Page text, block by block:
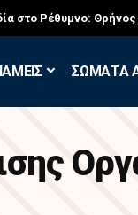
στο Ρέθυμνο: Θρήνος
ΣΩΜΑΤΑ